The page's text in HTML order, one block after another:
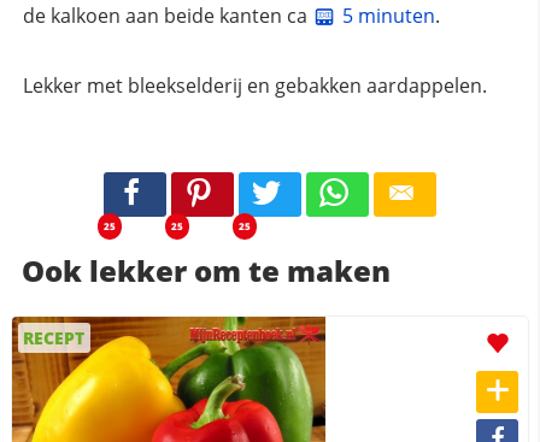
de kalkoen aan beide kanten ca
5 minuten.
Lekker met bleekselderij en gebakken aardappelen.
25 25 25
Ook lekker om te maken
RECEPT